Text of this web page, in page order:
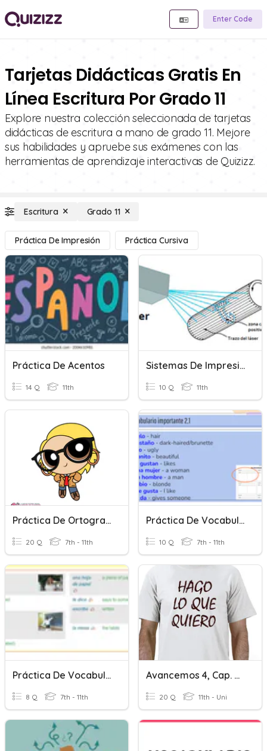
Enter Code
Tarjetas Didácticas Gratis En
Línea Escritura Por Grado 11
Explore nuestra colección seleccionada de tarjetas
didácticas de escritura a mano de grado 11. Mejore
sus habilidades y apruebe sus exámenes con las
herramientas de aprendizaje interactivas de Quizizz.
Escritura Grado 11
Práctica De Impresión Práctica Cursiva
Práctica De Acentos
14 Q 11th
Sistemas De Impresión Digital
10 Q 11th
Práctica De Ortografía
20 Q 7th - 11th
Práctica De Vocabulario 2,1
10 Q 7th - 11th
Práctica De Vocabulario 1,2
8 Q 7th - 11th
Avancemos 4, Cap. 5-1: Práctica De Pronombres Relativos
20 Q 11th - Uni